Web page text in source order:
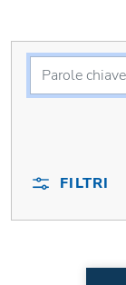
FILTRI